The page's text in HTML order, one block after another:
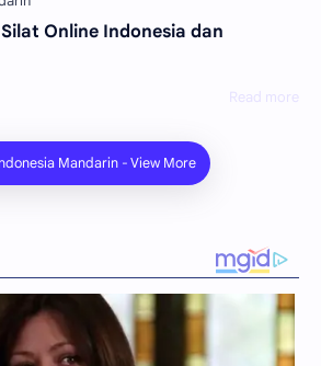
Online Indonesia dan